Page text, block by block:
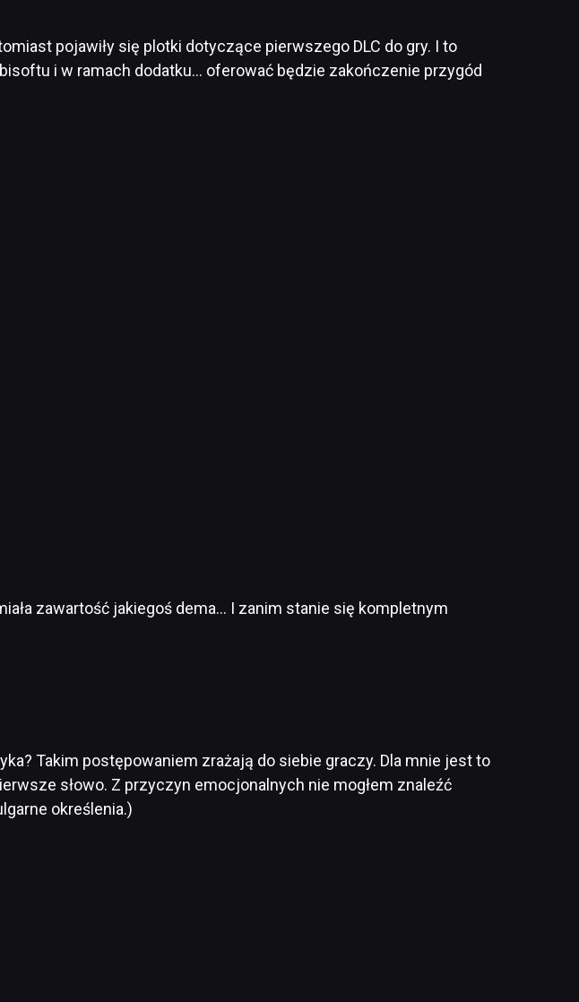
pojawiły się plotki dotyczące pierwszego DLC do gry. I to
i w ramach dodatku… oferować będzie zakończenie przygód
zawartość jakiegoś dema… I zanim stanie się kompletnym
Takim postępowaniem zrażają do siebie graczy. Dla mnie jest to
słowo. Z przyczyn emocjonalnych nie mogłem znaleźć
określenia.)